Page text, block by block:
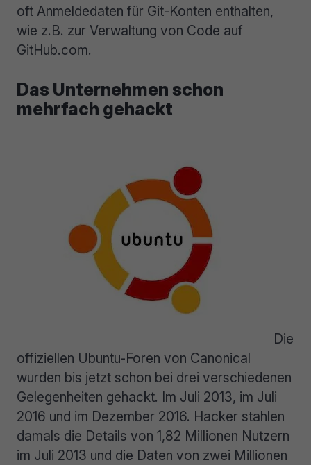
oft Anmeldedaten für Git-Konten enthalten,
wie z.B. zur Verwaltung von Code auf
GitHub.com.
Das Unternehmen schon
mehrfach gehackt
Die
offiziellen Ubuntu-Foren von Canonical
wurden bis jetzt schon bei drei verschiedenen
Gelegenheiten gehackt. Im Juli 2013, im Juli
2016 und im Dezember 2016. Hacker stahlen
damals die Details von 1,82 Millionen Nutzern
im Juli 2013 und die Daten von zwei Millionen